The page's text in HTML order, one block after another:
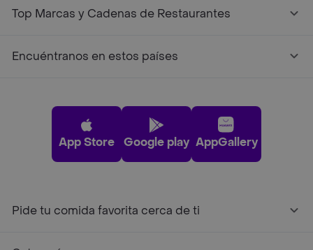
Top Marcas y Cadenas de Restaurantes
Encuéntranos en estos países
App Store Google play AppGallery
Pide tu comida favorita cerca de ti